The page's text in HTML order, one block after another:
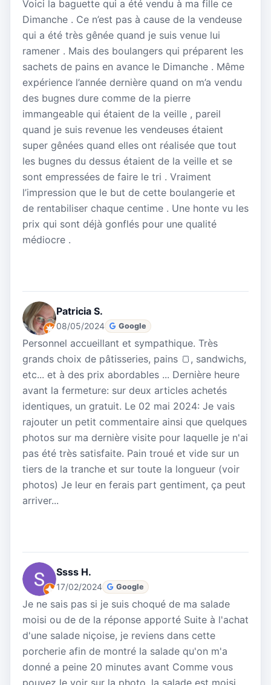
Voici la baguette qui a été vendu à ma fille ce
Dimanche . Ce n’est pas à cause de la vendeuse
qui a été très gênée quand je suis venue lui
ramener . Mais des boulangers qui préparent les
sachets de pains en avance le Dimanche . Même
expérience l’année dernière quand on m’a vendu
des bugnes dure comme de la pierre
immangeable qui étaient de la veille , pareil
quand je suis revenue les vendeuses étaient
super gênées quand elles ont réalisée que tout
les bugnes du dessus étaient de la veille et se
sont empressées de faire le tri . Vraiment
l’impression que le but de cette boulangerie et
de rentabiliser chaque centime . Une honte vu les
prix qui sont déjà gonflés pour une qualité
médiocre .
Patricia S.
08/05/2024 Google
Personnel accueillant et sympathique. Très
grands choix de pâtisseries, pains 🍞, sandwichs,
etc... et à des prix abordables ... Dernière heure
avant la fermeture: sur deux articles achetés
identiques, un gratuit. Le 02 mai 2024: Je vais
rajouter un petit commentaire ainsi que quelques
photos sur ma dernière visite pour laquelle je n'ai
pas été très satisfaite. Pain troué et vide sur un
tiers de la tranche et sur toute la longueur (voir
photos) Je leur en ferais part gentiment, ça peut
arriver...
Ssss H.
17/02/2024 Google
Je ne sais pas si je suis choqué de ma salade
moisi ou de de la réponse apporté Suite à l'achat
d'une salade niçoise, je reviens dans cette
porcherie afin de montré la salade qu'on m'a
donné a peine 20 minutes avant Comme vous